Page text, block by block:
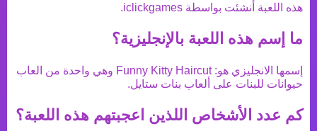
هذه اللعبة أنشئت بواسطة iclickgames
.
ما إسم هذه اللعبة بالإنجليزية؟
إسمها الانجليزي هو:Funny Kitty Haircut وهي واحدة من العاب
حيوانات للبنات على ألعاب بنات ستايل.
كم عدد الأشخاص اللذين اعجبتهم هذه اللعبة؟